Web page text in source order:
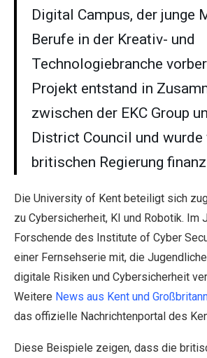
Digital Campus, der junge
Berufe in der Kreativ- und
Technologiebranche
Projekt entstand in
zwischen der EKC Group
District Council und wurde
britischen Regierung
Die University of Kent beteiligt sich
zu Cybersicherheit, KI und Robotik. Im
Forschende des Institute of Cyber
einer Fernsehserie mit, die
digitale Risiken und Cybersicherheit
Weitere News aus Kent und
das offizielle Nachrichtenportal des
Diese Beispiele zeigen, dass die